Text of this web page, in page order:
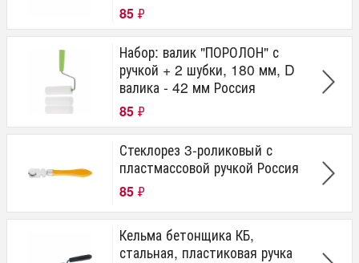
85 ₽
Набор: валик "ПОРОЛОН" с
ручкой + 2 шубки, 180 мм, D
валика - 42 мм Россия
85 ₽
Стеклорез 3-роликовый с
пластмассовой ручкой Россия
85 ₽
Кельма бетонщика КБ,
стальная, пластиковая ручка